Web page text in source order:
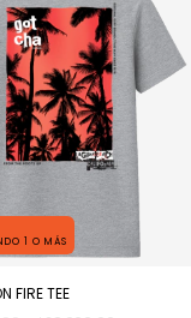
1 O MÁS
FIRE TEE